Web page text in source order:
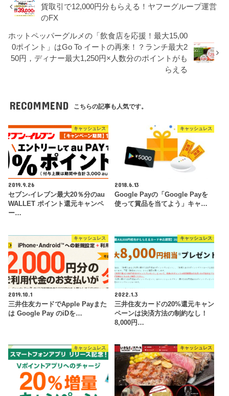
貨取引で12,000円分もらえる！ヤフーグループ運営
のFX
ホットペッパーグルメの「飲食店を応援！最大15,00
0ポイント」はGo To イートの再来！？ランチ最大2
50円，ディナー最大1,250円×人数分のポイントがも
らえる
RECOMMEND こちらの記事も人気です。
キャッシュレス
2019.9.26
セブン-イレブン最大20％分のau
WALLET ポイント還元キャンペ
ー…
キャッシュレス
2018.6.13
Google Payの「Google Payを
使って賞品を当てよう」キャ…
キャッシュレス
2019.10.1
三井住友カードでApple Payまた
は Google Pay のiDを…
キャッシュレス
2022.1.3
三井住友カードの20%還元キャン
ペーンは決済方法の制約なし！
8,000円…
キャッシュレス キャッシュレス